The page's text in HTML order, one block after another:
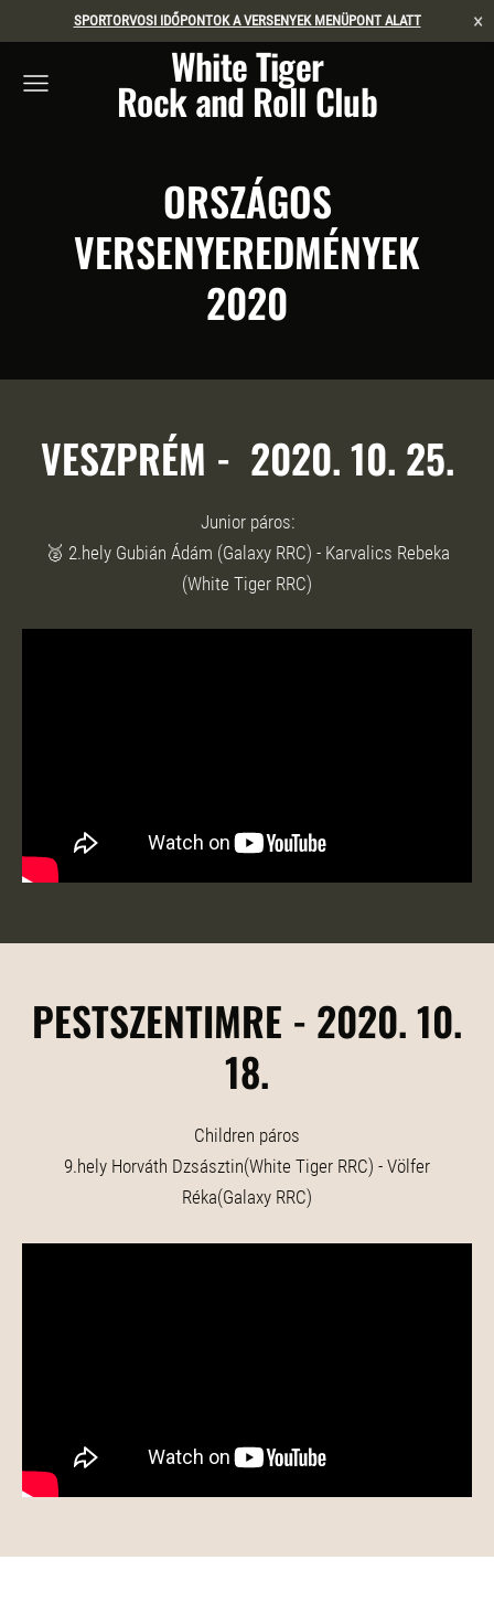
SPORTORVOSI IDŐPONTOK A VERSENYEK MENÜPONT ALATT ×
White Tiger
Rock and Roll Club
ORSZÁGOS
VERSENYEREDMÉNYEK
2020
VESZPRÉM - 2020. 10. 25.
Junior páros:
🥈 2.hely Gubián Ádám (Galaxy RRC) - Karvalics Rebeka
(White Tiger RRC)
PESTSZENTIMRE - 2020. 10.
18.
Children páros
9.hely Horváth Dzsásztin(White Tiger RRC) - Völfer
Réka(Galaxy RRC)